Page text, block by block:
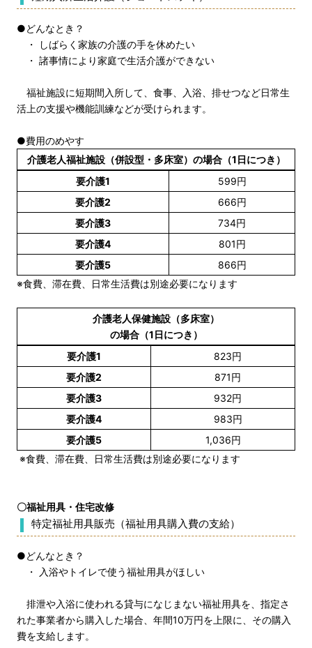
●どんなとき？
・ しばらく家族の介護の手を休めたい
・ 諸事情により家庭で生活介護ができない
福祉施設に短期間入所して、食事、入浴、排せつなど日常生
活上の支援や機能訓練などが受けられます。
●費用のめやす
介護老人福祉施設（併設型・多床室）の場合（1日につき）
要介護1
599円
要介護2
666円
要介護3
734円
要介護4
801円
要介護5
866円
※食費、滞在費、日常生活費は別途必要になります
介護老人保健施設（多床室）
の場合（1日につき）
要介護1
823円
要介護2
871円
要介護3
932円
要介護4
983円
要介護5
1,036円
※食費、滞在費、日常生活費は別途必要になります
〇福祉用具・住宅改修
特定福祉用具販売（福祉用具購入費の支給）
●どんなとき？
・ 入浴やトイレで使う福祉用具がほしい
排泄や入浴に使われる貸与になじまない福祉用具を、指定さ
れた事業者から購入した場合、年間10万円を上限に、その購入
費を支給します。